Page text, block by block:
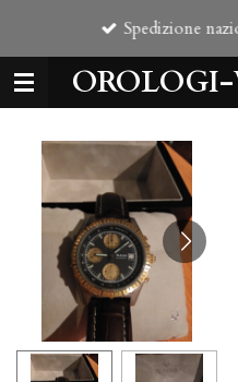
contenuto
principale
Spedizione